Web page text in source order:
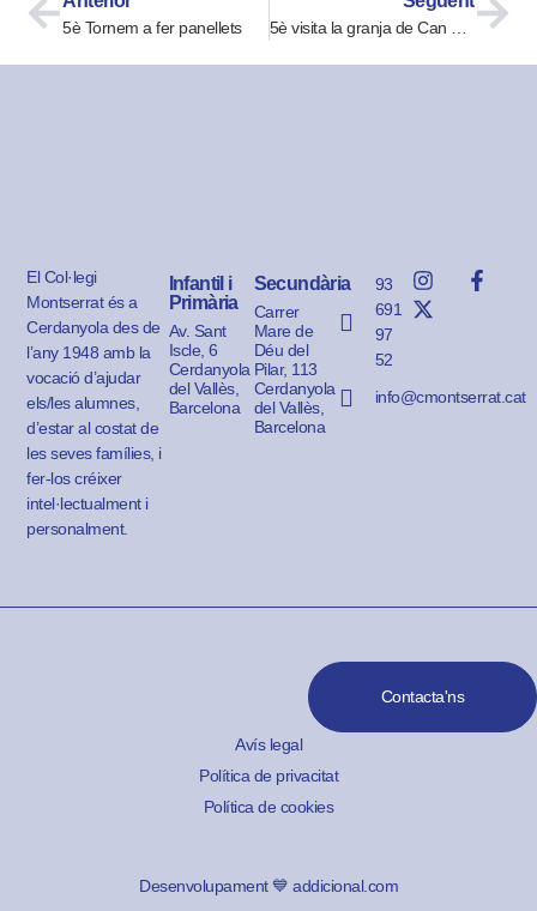
5è Tornem a fer panellets
El Col·legi
Montserrat és a
Cerdanyola des de
l’any 1948 amb la
vocació d’ajudar
els/les alumnes,
d’estar al costat de
les seves famílies, i
fer-los créixer
intel·lectualment i
personalment.
Infantil i
Primària
Av. Sant
Iscle, 6
Cerdanyola
del Vallès,
Barcelona
Secundària
Carrer
Mare de
Déu del
Pilar, 113
Cerdanyola
del Vallès,
Barcelona
93
691
97
52
info@cmontserrat.cat
Contacta'ns
Avís legal
Política de privacitat
Política de cookies
Desenvolupament 💙 addicional.com